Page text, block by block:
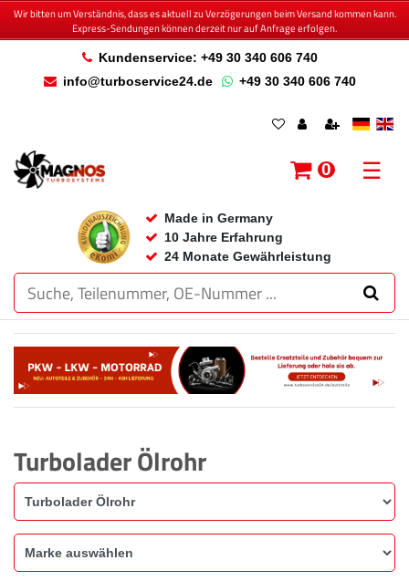
Wir bitten um Verständnis, dass es aktuell zu Verzögerungen beim Versand kommen kann.
Express-Sendungen können derzeit nur auf Anfrage erfolgen.
Kundenservice: +49 30 340 606 740
info@turboservice24.de
+49 30 340 606 740
Made in Germany
10 Jahre Erfahrung
24 Monate Gewährleistung
0 ☰
Turbolader Ölrohr